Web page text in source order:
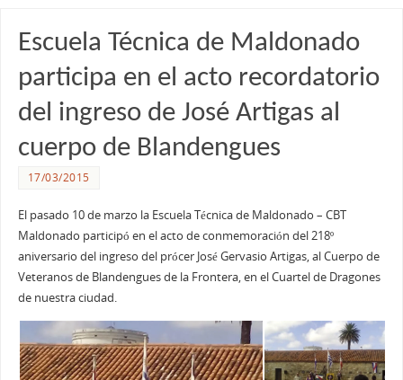
Escuela Técnica de Maldonado
participa en el acto recordatorio
del ingreso de José Artigas al
cuerpo de Blandengues
17/03/2015
El pasado 10 de marzo la Escuela Técnica de Maldonado – CBT
Maldonado participó en el acto de conmemoración del 218º
aniversario del ingreso del prócer José Gervasio Artigas, al Cuerpo de
Veteranos de Blandengues de la Frontera, en el Cuartel de Dragones
de nuestra ciudad.